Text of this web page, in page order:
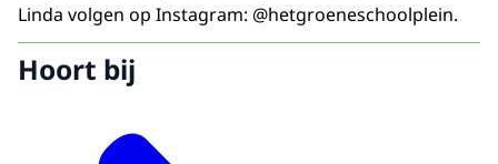
Linda volgen op Instagram: @hetgroeneschoolplein.
Hoort bij